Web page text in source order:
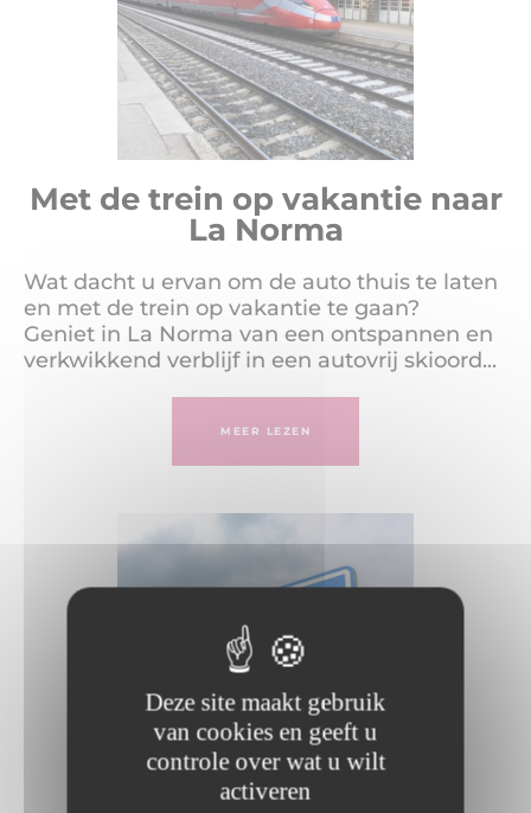
Deze site maakt gebruik
van cookies en geeft u
controle over wat u wilt
activeren
Met de trein op vakantie naar
La Norma
Wat dacht u ervan om de auto thuis te laten
en met de trein op vakantie te gaan?
Geniet in La Norma van een ontspannen en
verkwikkend verblijf in een autovrij skioord...
MEER LEZEN